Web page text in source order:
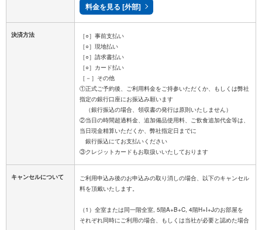
料金を見る [外部]
決済方法
［○］事前支払い
［○］現地払い
［○］請求書払い
［○］カード払い
［－］その他
①正式ご予約後、ご利用料金をご持参いただくか、もしくは弊社
指定の銀行口座にお振込み願います
（銀行振込の場合、領収書の発行は原則いたしません）
②当日の時間超過料金、追加備品使用料、ご飲食追加代金等は、
当日現金精算いただくか、弊社指定日までに
銀行振込にてお支払いください
キャンセルについて
ご利用申込み後のお申込みの取り消しの場合、以下のキャンセル
料を頂戴いたします。
（1）全室または同一階全室, 5階A+B+C, 4階H+I+Jのお部屋を
それぞれ同時にご利用の場合、もしくは当社が必要と認めた場合